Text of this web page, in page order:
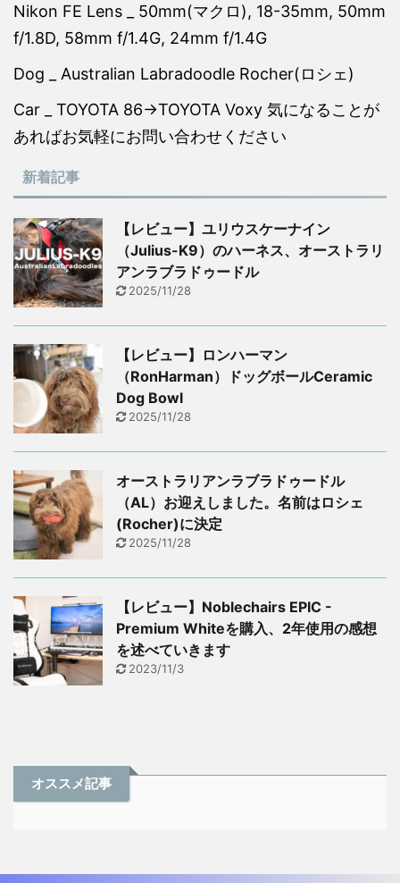
Nikon FE Lens _ 50mm(マクロ), 18-35mm, 50mm
f/1.8D, 58mm f/1.4G, 24mm f/1.4G
Dog _ Australian Labradoodle Rocher(ロシェ)
Car _ TOYOTA 86→TOYOTA Voxy 気になることが
あればお気軽にお問い合わせください
新着記事
【レビュー】ユリウスケーナイン
（Julius-K9）のハーネス、オーストラリ
アンラブラドゥードル
2025/11/28
【レビュー】ロンハーマン
（RonHarman）ドッグボールCeramic
Dog Bowl
2025/11/28
オーストラリアンラブラドゥードル
（AL）お迎えしました。名前はロシェ
(Rocher)に決定
2025/11/28
【レビュー】Noblechairs EPIC -
Premium Whiteを購入、2年使用の感想
を述べていきます
2023/11/3
オススメ記事